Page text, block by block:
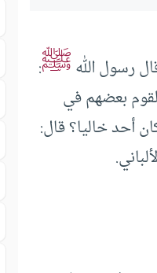
رسول اللهﷺ:
بعضهم في
أحد خاليا؟ قال: